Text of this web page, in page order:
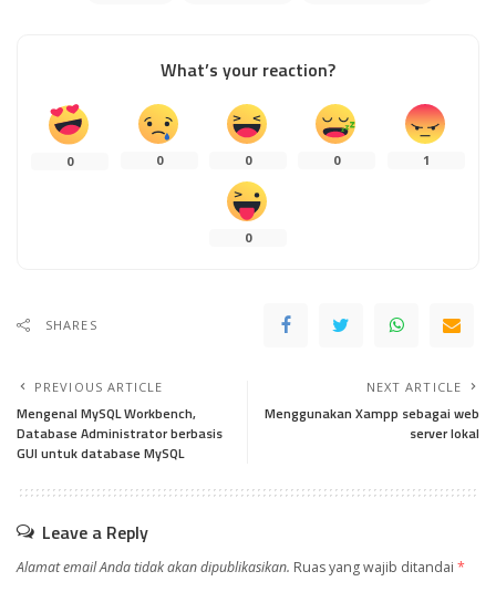
What’s your reaction?
0 0 0 0 1
0
SHARES
PREVIOUS ARTICLE
Mengenal MySQL Workbench,
Database Administrator berbasis
GUI untuk database MySQL
NEXT ARTICLE
Menggunakan Xampp sebagai web
server lokal
Leave a Reply
Alamat email Anda tidak akan dipublikasikan. Ruas yang wajib ditandai *